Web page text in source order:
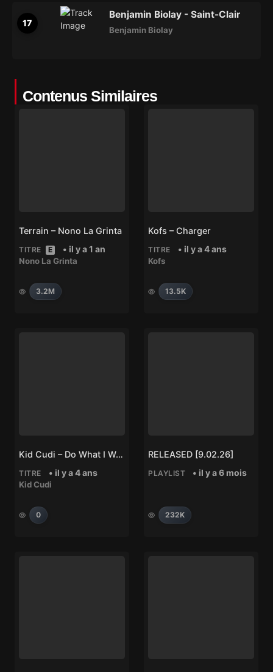
Benjamin Biolay - Saint-Clair
Benjamin Biolay
Contenus Similaires
Terrain – Nono La Grinta
TITRE E • il y a 1 an
Nono La Grinta
3.2M
Kofs – Charger
TITRE • il y a 4 ans
Kofs
13.5K
Kid Cudi – Do What I Want
TITRE • il y a 4 ans
Kid Cudi
0
RELEASED [9.02.26]
PLAYLIST • il y a 6 mois
232K